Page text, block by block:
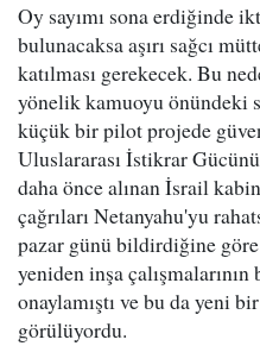
Oy sayımı sona erdiğinde
bulunacaksa aşırı sağcı
katılması gerekecek. Bu
yönelik kamuoyu önündeki
küçük bir pilot projede
Uluslararası İstikrar
daha önce alınan İsrail
çağrıları Netanyahu'yu
pazar günü bildirdiğine
yeniden inşa
onaylamıştı ve bu da yeni
görülüyordu.